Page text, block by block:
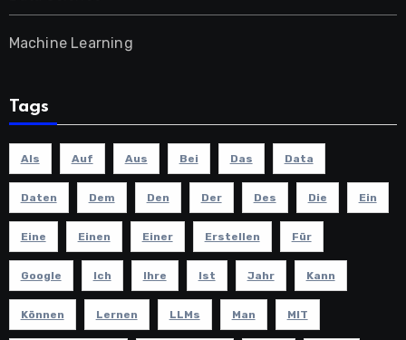
Machine Learning
Tags
Als Auf Aus Bei Das Data
Daten Dem Den Der Des Die Ein
Eine Einen Einer Erstellen Für
Google Ich Ihre Ist Jahr Kann
Können Lernen LLMs Man MIT